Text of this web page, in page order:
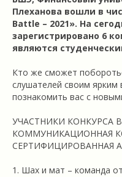
Плеханова вошли в
Battle – 2021». На
зарегистрировано 6
являются
Кто же сможет
слушателей своим
познакомить вас с
УЧАСТНИКИ КОНКУРСА
КОММУНИКАЦИОННАЯ
СЕРТИФИЦИРОВАННАЯ
1. Шах и мат – команда